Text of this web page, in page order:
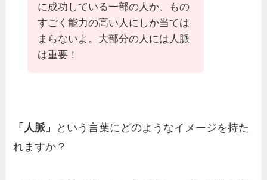
に成功している一部の人か、もの
すごく能力の高い人にしか当ては
まらないよ。大部分の人には人脈
は重要！
「人脈」
という言葉にどのようなイメージを持た
れますか？